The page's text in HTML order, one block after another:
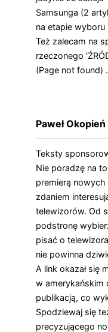
Samsunga (2
na etapie wyboru
Też zalecam na
rzeczonego
(Page not found)
Paweł Okopień
Teksty
Nie poradzę na
premierą nowych
zdaniem
telewizorów. Od
podstronę
pisać o
nie powinna
A link okazał się
w amerykańskim
publikacją, co
Spodziewaj się
precyzującego